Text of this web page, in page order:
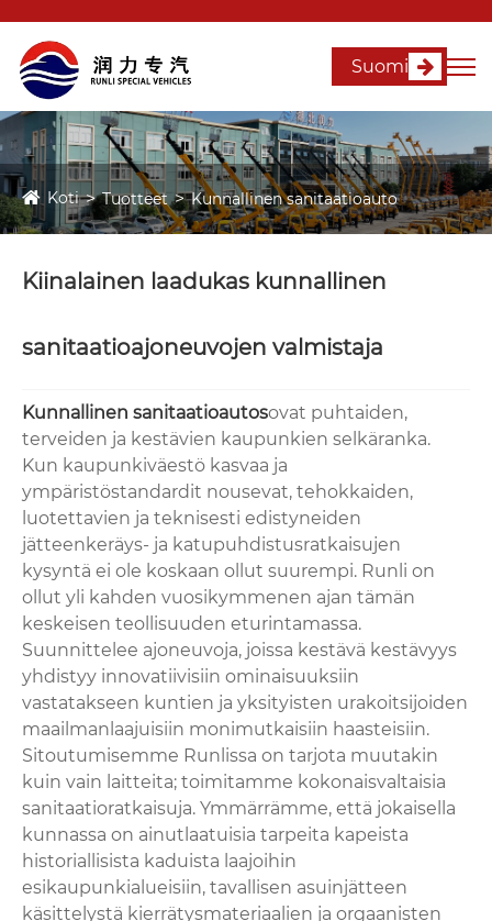
Suomi
Koti Tuotteet Kunnallinen sanitaatioauto
Kiinalainen laadukas kunnallinen
sanitaatioajoneuvojen valmistaja
Kunnallinen sanitaatioautosovat puhtaiden,
terveiden ja kestävien kaupunkien selkäranka.
Kun kaupunkiväestö kasvaa ja
ympäristöstandardit nousevat, tehokkaiden,
luotettavien ja teknisesti edistyneiden
jätteenkeräys- ja katupuhdistusratkaisujen
kysyntä ei ole koskaan ollut suurempi. Runli on
ollut yli kahden vuosikymmenen ajan tämän
keskeisen teollisuuden eturintamassa.
Suunnittelee ajoneuvoja, joissa kestävä kestävyys
yhdistyy innovatiivisiin ominaisuuksiin
vastatakseen kuntien ja yksityisten urakoitsijoiden
maailmanlaajuisiin monimutkaisiin haasteisiin.
Sitoutumisemme Runlissa on tarjota muutakin
kuin vain laitteita; toimitamme kokonaisvaltaisia ​​
sanitaatioratkaisuja. Ymmärrämme, että jokaisella
kunnassa on ainutlaatuisia tarpeita kapeista
historiallisista kaduista laajoihin
esikaupunkialueisiin, tavallisen asuinjätteen
käsittelystä kierrätysmateriaalien ja orgaanisten